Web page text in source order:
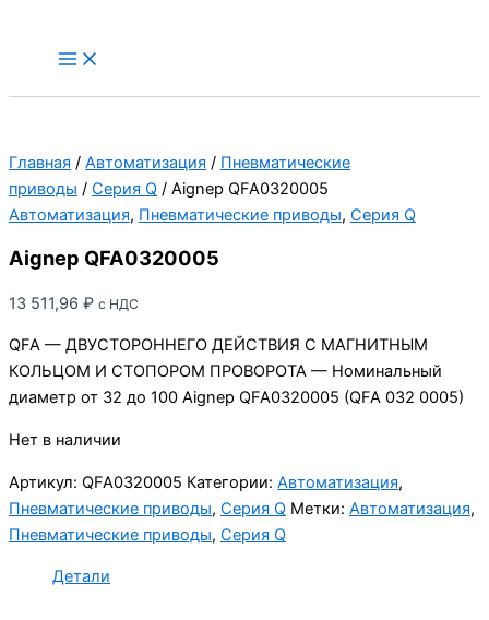
Main
Menu
Главная / Автоматизация / Пневматические
приводы / Серия Q / Aignep QFA0320005
Автоматизация, Пневматические приводы, Серия Q
Aignep QFA0320005
13 511,96 ₽ с НДС
QFA — ДВУСТОРОННЕГО ДЕЙСТВИЯ С МАГНИТНЫМ
КОЛЬЦОМ И СТОПОРОМ ПРОВОРОТА — Номинальный
диаметр от 32 до 100 Aignep QFA0320005 (QFA 032 0005)
Нет в наличии
Артикул: QFA0320005 Категории: Автоматизация,
Пневматические приводы, Серия Q Метки: Автоматизация,
Пневматические приводы, Серия Q
Детали